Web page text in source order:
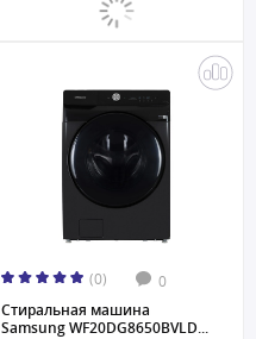
(0) 0
Стиральная машина
Samsung WF20DG8650BVLD...